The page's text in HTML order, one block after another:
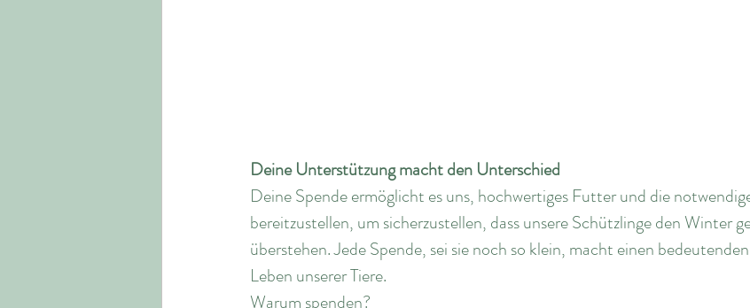
Deine Unterstützung macht den Unterschied
Deine Spende ermöglicht es uns, hochwertiges Futter und die
bereitzustellen, um sicherzustellen, dass unsere Schützlinge den Winter
überstehen. Jede Spende, sei sie noch so klein, macht einen
Leben unserer Tiere.
Warum spenden?